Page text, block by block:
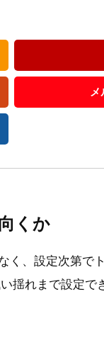
くか
く、設定次第で
揺れまで設定で